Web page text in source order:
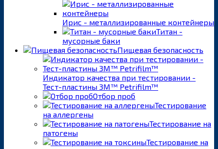
Ирис - металлизированные контейнеры
Титан -
мусорные баки
Пищевая безопасность
Индикатор качества при тестировании -
Тест-пластины 3M™ Petrifilm™
Отбор проб
Тестирование
на аллергены
Тестирование на
патогены
Тестирование на